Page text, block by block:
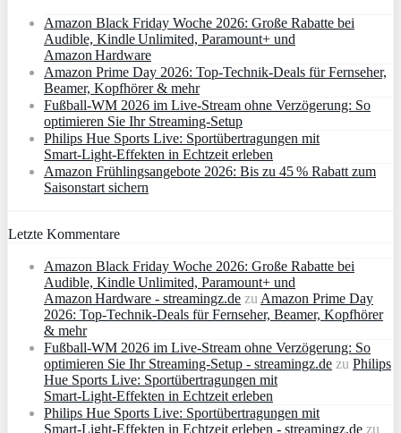
Amazon Black Friday Woche 2026: Große Rabatte bei
Audible, Kindle Unlimited, Paramount+ und
Amazon Hardware
Amazon Prime Day 2026: Top-Technik-Deals für Fernseher,
Beamer, Kopfhörer & mehr
Fußball-WM 2026 im Live-Stream ohne Verzögerung: So
optimieren Sie Ihr Streaming-Setup
Philips Hue Sports Live: Sportübertragungen mit
Smart‑Light‑Effekten in Echtzeit erleben
Amazon Frühlingsangebote 2026: Bis zu 45 % Rabatt zum
Saisonstart sichern
Letzte Kommentare
Amazon Black Friday Woche 2026: Große Rabatte bei
Audible, Kindle Unlimited, Paramount+ und
Amazon Hardware - streamingz.de zu Amazon Prime Day
2026: Top-Technik-Deals für Fernseher, Beamer, Kopfhörer
& mehr
Fußball-WM 2026 im Live-Stream ohne Verzögerung: So
optimieren Sie Ihr Streaming-Setup - streamingz.de zu Philips
Hue Sports Live: Sportübertragungen mit
Smart‑Light‑Effekten in Echtzeit erleben
Philips Hue Sports Live: Sportübertragungen mit
Smart‑Light‑Effekten in Echtzeit erleben - streamingz.de zu